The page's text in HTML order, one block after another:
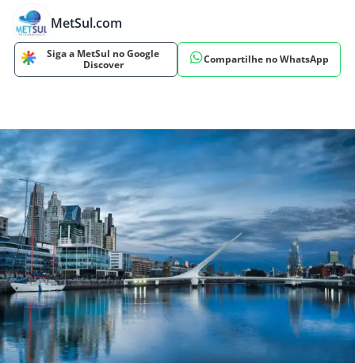
MetSul.com
Siga a MetSul no Google
Discover
Compartilhe no WhatsApp